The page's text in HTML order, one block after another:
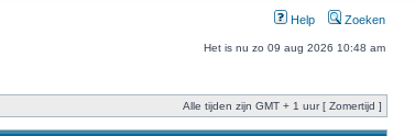
Help Zoeken
Het is nu zo 09 aug 2026 10:48 am
Alle tijden zijn GMT + 1 uur [ Zomertijd ]